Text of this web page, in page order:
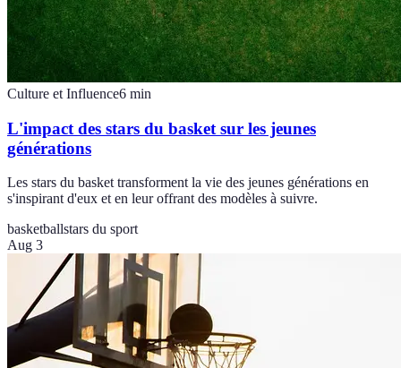
Culture et Influence6 min
L'impact des stars du basket sur les jeunes
générations
Les stars du basket transforment la vie des jeunes générations en
s'inspirant d'eux et en leur offrant des modèles à suivre.
basketballstars du sport
Aug 3